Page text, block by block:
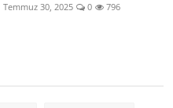
Temmuz 30, 2025 0 796